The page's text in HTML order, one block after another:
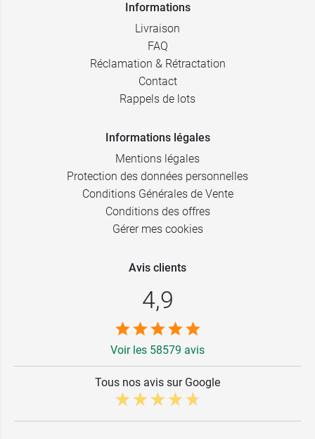
Informations
Livraison
FAQ
Réclamation & Rétractation
Contact
Rappels de lots
Informations légales
Mentions légales
Protection des données personnelles
Conditions Générales de Vente
Conditions des offres
Gérer mes cookies
Avis clients
4,9
Voir les 58579 avis
Tous nos avis sur Google